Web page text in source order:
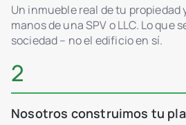
Un inmueble real de tu propiedad
manos de una SPV o LLC. Lo que
sociedad – no el edificio en sí.
2
Nosotros construimos tu